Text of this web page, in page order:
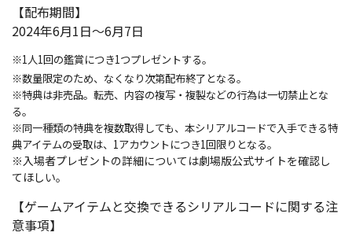
【配布期間】
2024年6月1日～6月7日
※1人1回の鑑賞につき1つプレゼントする。
※数量限定のため、なくなり次第配布終了となる。
※特典は非売品。転売、内容の複写・複製などの行為は一切禁止とな
る。
※同一種類の特典を複数取得しても、本シリアルコードで入手できる特
典アイテムの受取は、1アカウントにつき1回限りとなる。
※入場者プレゼントの詳細については劇場版公式サイトを確認し
てほしい。
【ゲームアイテムと交換できるシリアルコードに関する注
意事項】